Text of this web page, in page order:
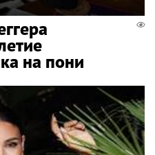
на пони